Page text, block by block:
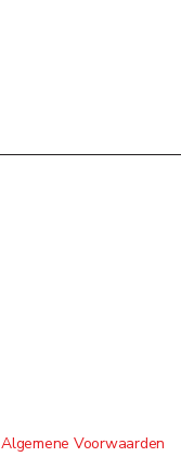
Algemene Voorwaarden